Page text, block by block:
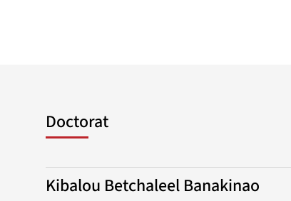
Doctorat
Kibalou Betchaleel Banakinao